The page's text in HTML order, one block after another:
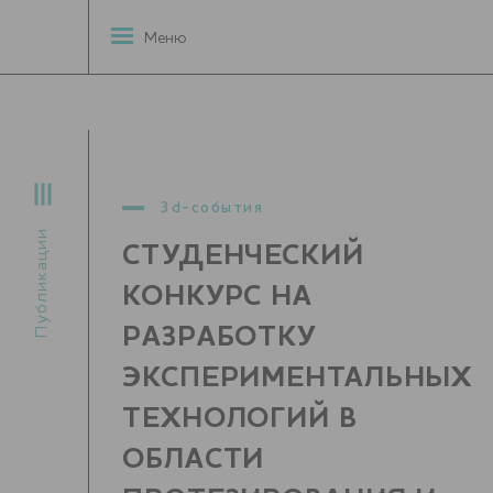
Публикации
Меню
3d-события
СТУДЕНЧЕСКИЙ
КОНКУРС НА
РАЗРАБОТКУ
ЭКСПЕРИМЕНТАЛЬНЫХ
ТЕХНОЛОГИЙ В
ОБЛАСТИ